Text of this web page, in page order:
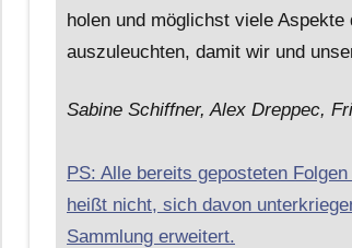
holen und möglichst viele
auszuleuchten, damit wir und
Sabine Schiffner, Alex Dreppec,
PS: Alle bereits geposteten
heißt nicht, sich davon
Sammlung erweitert.